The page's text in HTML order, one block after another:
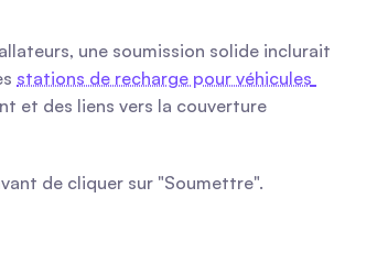
une soumission solide inclurait
stations de recharge pour véhicules
et des liens vers la couverture
de cliquer sur "Soumettre".